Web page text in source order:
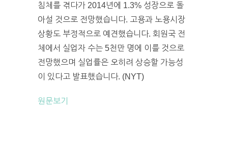
침체를 겪다가 2014년에 1.3% 성장으로 돌
아설 것으로 전망했습니다. 고용과 노용시장
상황도 부정적으로 예견했습니다. 회원국 전
체에서 실업자 수는 5천만 명에 이를 것으로
전망했으며 실업률은 오히려 상승할 가능성
이 있다고 발표했습니다. (NYT)
원문보기